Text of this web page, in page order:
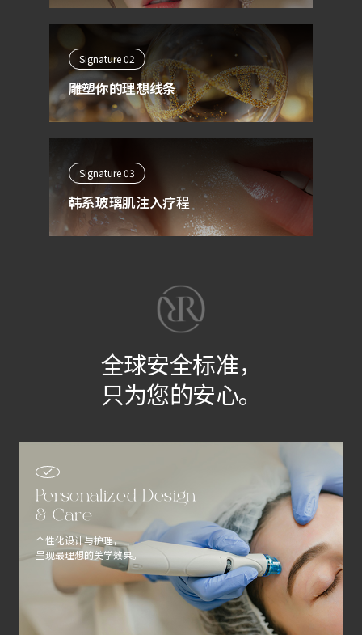
Signature 02
雕塑你的理想线条
Signature 03
韩系玻璃肌注入疗程
全球安全标准，
只为您的安心。
Personalized Design
& Care
个性化设计与护理，
呈现最理想的美学效果。